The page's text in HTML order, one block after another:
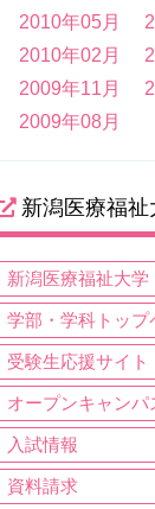
2010年05月
2010年02月
2009年11月
2009年08月
新潟医療福祉
新潟医療福祉大学
学部・学科トップ
受験生応援サイト
オープンキャンパ
入試情報
資料請求